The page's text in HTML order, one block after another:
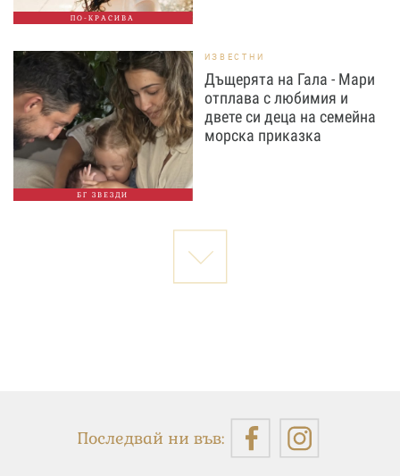
ПО-КРАСИВА
БГ ЗВЕЗДИ
ИЗВЕСТНИ
Дъщерята на Гала - Мари
отплава с любимия и
двете си деца на семейна
морска приказка
Последвай ни във: